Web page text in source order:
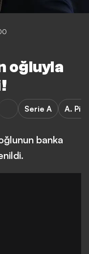
oğluyla
Serie A A.
banka